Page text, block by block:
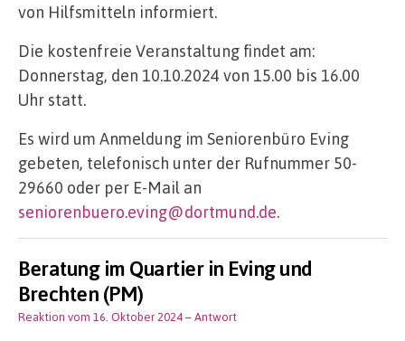
von Hilfsmitteln informiert.
Die kostenfreie Veranstaltung findet am:
Donnerstag, den 10.10.2024 von 15.00 bis 16.00
Uhr statt.
Es wird um Anmeldung im Seniorenbüro Eving
gebeten, telefonisch unter der Rufnummer 50-
29660 oder per E-Mail an
seniorenbuero.eving@dortmund.de.
Beratung im Quartier in Eving und
Brechten (PM)
Reaktion vom 16. Oktober 2024– Antwort